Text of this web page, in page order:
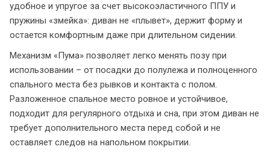
удобное и упругое за счет высокоэластичного ППУ и
пружины «змейка»: диван не «плывет», держит форму и
остается комфортным даже при длительном сидении.
Механизм «Пума» позволяет легко менять позу при
использовании – от посадки до полулежа и полноценного
спального места без рывков и контакта с полом.
Разложенное спальное место ровное и устойчивое,
подходит для регулярного отдыха и сна, при этом диван не
требует дополнительного места перед собой и не
оставляет следов на напольном покрытии.